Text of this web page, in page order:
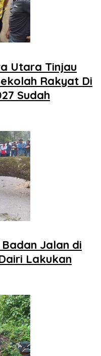
Utara Tinjau
Rakyat Di
Sudah
Badan Jalan di
Lakukan